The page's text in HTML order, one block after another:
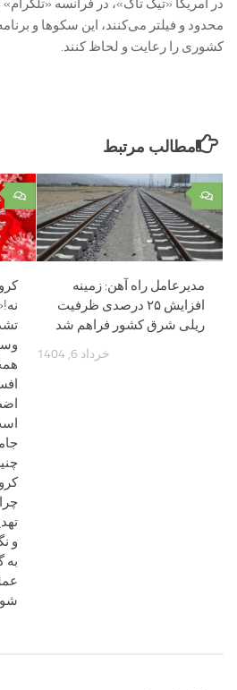
در آمریکا «تیک تاک»، در فرانسه «تلگرام»
محدود و فیلتر می‌کنند، این سکوها و
کشوری را رعایت و لحاظ کنند.
مطالب مرتبط
۰
و
به
۰
مدیرعامل راه آهن: زمینه
افزایش ۲۵ درصدی ظرفیت
ریلی شرق کشور فراهم شد
خرداد 6, 1404